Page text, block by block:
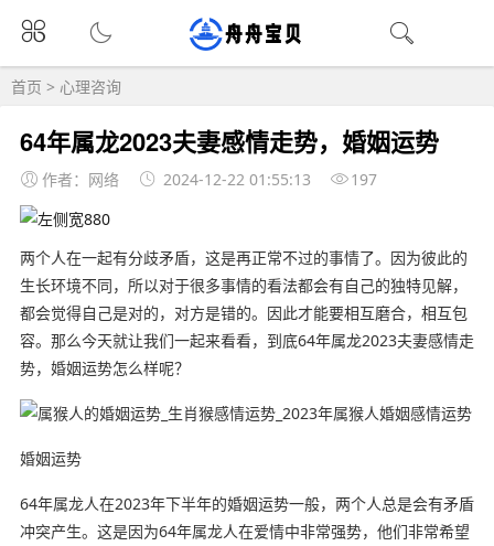
首页 > 心理咨询
64年属龙2023夫妻感情走势，婚姻运势
作者：网络 2024-12-22 01:55:13 197
两个人在一起有分歧矛盾，这是再正常不过的事情了。因为彼此的
生长环境不同，所以对于很多事情的看法都会有自己的独特见解，
都会觉得自己是对的，对方是错的。因此才能要相互磨合，相互包
容。那么今天就让我们一起来看看，到底64年属龙2023夫妻感情走
势，婚姻运势怎么样呢？
婚姻运势
64年属龙人在2023年下半年的婚姻运势一般，两个人总是会有矛盾
冲突产生。这是因为64年属龙人在爱情中非常强势，他们非常希望